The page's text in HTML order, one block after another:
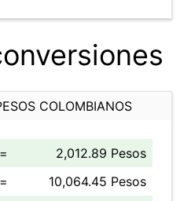
COLOMBIANOS
=
2,012.89 Pesos
=
10,064.45 Pesos